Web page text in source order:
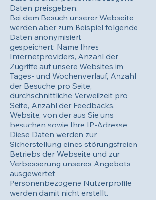
Daten preisgeben.
Bei dem Besuch unserer Webseite
werden aber zum Beispiel folgende
Daten anonymisiert
gespeichert: Name Ihres
Internetproviders, Anzahl der
Zugriffe auf unsere Websites im
Tages- und Wochenverlauf, Anzahl
der Besuche pro Seite,
durchschnittliche Verweilzeit pro
Seite, Anzahl der Feedbacks,
Website, von der aus Sie uns
besuchen sowie Ihre IP-Adresse.
Diese Daten werden zur
Sicherstellung eines störungsfreien
Betriebs der Webseite und zur
Verbesserung unseres Angebots
ausgewertet
Personenbezogene Nutzerprofile
werden damit nicht erstellt.